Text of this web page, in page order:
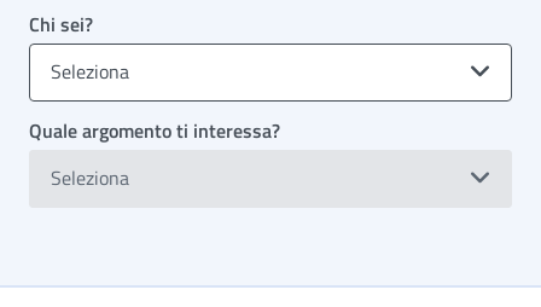
Chi sei?
Seleziona
Quale argomento ti interessa?
Seleziona